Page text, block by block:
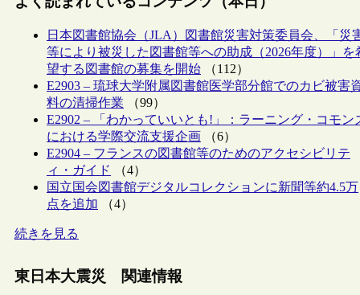
日本図書館協会（JLA）図書館災害対策委員会、「災
等により被災した図書館等への助成（2026年度）」を
望する図書館の募集を開始 （112）
E2903 – 琉球大学附属図書館医学部分館でのカビ被害
料の清掃作業 （99）
E2902 – 「わかっていいとも!」：ラーニング・コモン
における学際交流支援企画 （6）
E2904 – フランスの図書館等のためのアクセシビリテ
ィ・ガイド
（4）
国立国会図書館デジタルコレクションに新聞等約4.5万
点を追加 （4）
続きを見る
東日本大震災 関連情報